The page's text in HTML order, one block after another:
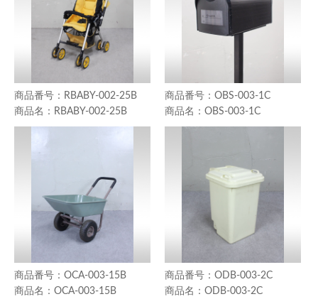
RBABY-002-25B
RBABY-002-25B
OBS-003-1C
OBS-003-1C
OCA-003-15B
OCA-003-15B
ODB-003-2C
ODB-003-2C